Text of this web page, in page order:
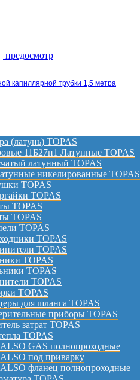
предосмотр
капиллярной трубки 1,5 метра
(латунь) TOPAS
11Б27п1 Латунные TOPAS
латунный TOPAS
никелированные TOPAS
TOPAS
TOPAS
TOPAS
TOPAS
TOPAS
TOPAS
TOPAS
TOPAS
TOPAS
TOPAS
TOPAS
для шланга TOPAS
приборы TOPAS
затрат TOPAS
TOPAS
GAS полнопроходные
под приварку
фланец полнопроходные